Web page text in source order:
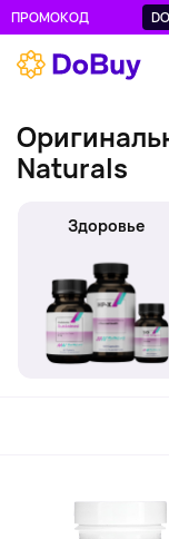
ПРОМОКОД
Naturals
Здоровье